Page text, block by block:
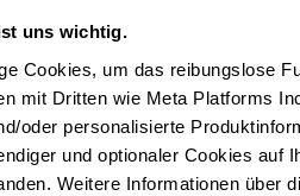
uns wichtig.
Cookies, um das reibungslose
mit Dritten wie Meta Platforms
oder personalisierte
und optionaler Cookies auf
Weitere Informationen über